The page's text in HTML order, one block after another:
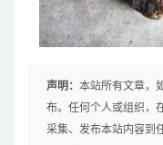
声明： 本站所有文章，
布。任何个人或组织，
采集、发布本站内容到